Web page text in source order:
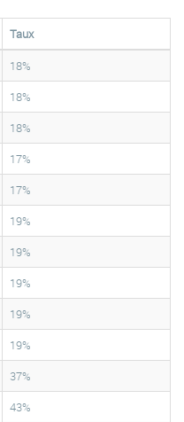
Taux
18%
18%
18%
17%
17%
19%
19%
19%
19%
19%
37%
43%